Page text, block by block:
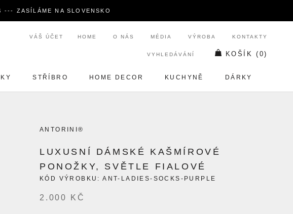
--- ZASÍLÁME NA SLOVENSKO
STŘÍBRO
HOME DECOR
KUCHYNĚ
DÁRKY
VÁŠ ÚČET HOME O NÁS MÉDIA VÝROBA KONTAKTY
VYHLEDÁVÁNÍ KOŠÍK ( 0)
ANTORINI®
LUXUSNÍ DÁMSKÉ KAŠMÍROVÉ
PONOŽKY, SVĚTLE FIALOVÉ
KÓD VÝROBKU:ANT-LADIES-SOCKS-PURPLE
2.000 KČ